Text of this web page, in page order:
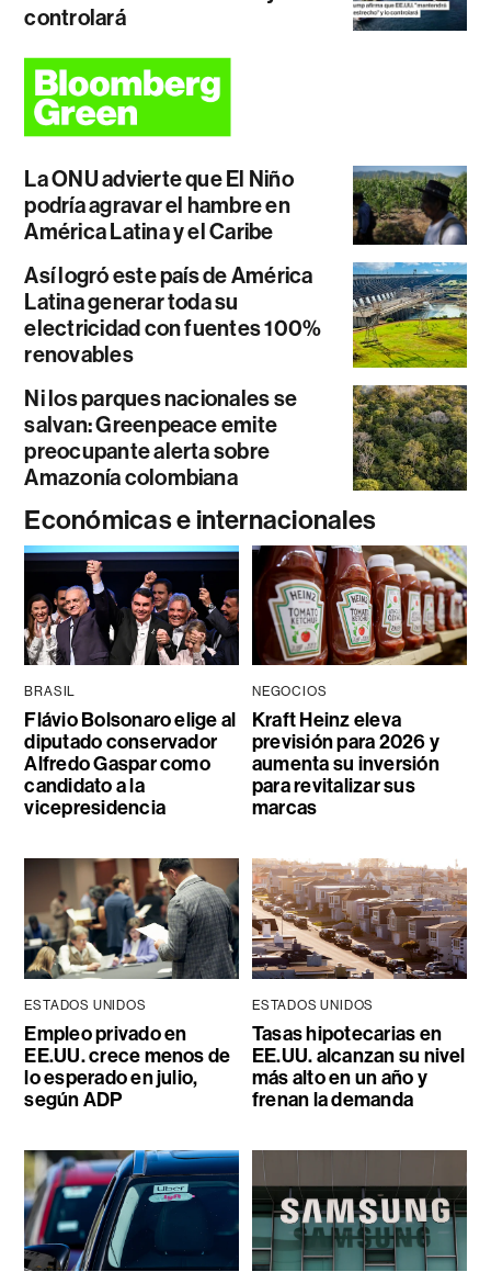
controlará
La ONU advierte que El Niño
podría agravar el hambre en
América Latina y el Caribe
Así logró este país de América
Latina generar toda su
electricidad con fuentes 100%
renovables
Ni los parques nacionales se
salvan: Greenpeace emite
preocupante alerta sobre
Amazonía colombiana
Económicas e internacionales
BRASIL
Flávio Bolsonaro elige al
diputado conservador
Alfredo Gaspar como
candidato a la
vicepresidencia
NEGOCIOS
Kraft Heinz eleva
previsión para 2026 y
aumenta su inversión
para revitalizar sus
marcas
ESTADOS UNIDOS
Empleo privado en
EE.UU. crece menos de
lo esperado en julio,
según ADP
ESTADOS UNIDOS
Tasas hipotecarias en
EE.UU. alcanzan su nivel
más alto en un año y
frenan la demanda